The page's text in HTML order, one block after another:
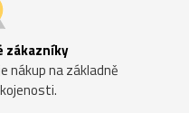
zákazníky
nákup na základně